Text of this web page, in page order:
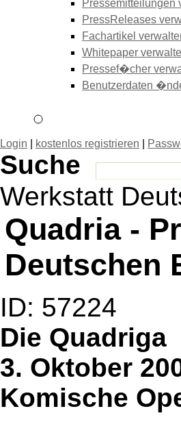
Pressemitteilungen
PressReleases
Fachartikel
Whitepaper
Pressef�cher
Benutzerdaten
Login kostenlos registrieren
Suche
Werkstatt
Quadria -
Deutschen
ID: 57224
Die Quadriga
3. Oktober
Komische